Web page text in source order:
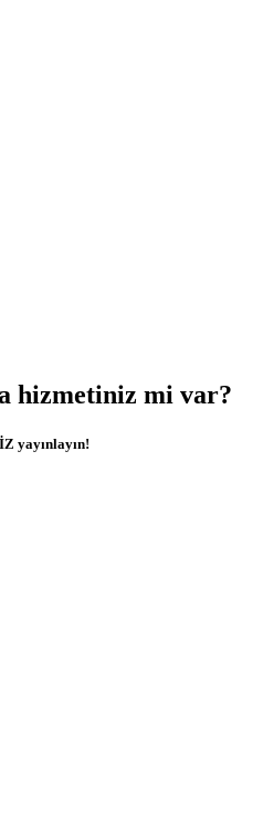
hizmetiniz mi var?
yayınlayın!